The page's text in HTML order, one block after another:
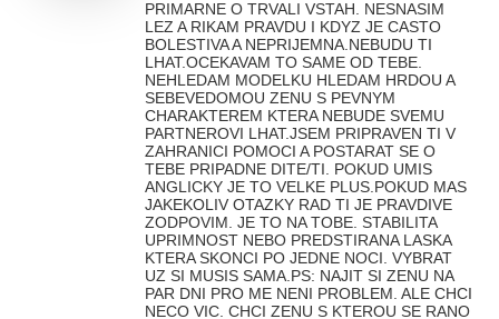
PRIMARNE O TRVALI VSTAH. NESNASIM
LEZ A RIKAM PRAVDU I KDYZ JE CASTO
BOLESTIVA A NEPRIJEMNA.NEBUDU TI
LHAT.OCEKAVAM TO SAME OD TEBE.
NEHLEDAM MODELKU HLEDAM HRDOU A
SEBEVEDOMOU ZENU S PEVNYM
CHARAKTEREM KTERA NEBUDE SVEMU
PARTNEROVI LHAT.JSEM PRIPRAVEN TI V
ZAHRANICI POMOCI A POSTARAT SE O
TEBE PRIPADNE DITE/TI. POKUD UMIS
ANGLICKY JE TO VELKE PLUS.POKUD MAS
JAKEKOLIV OTAZKY RAD TI JE PRAVDIVE
ZODPOVIM. JE TO NA TOBE. STABILITA
UPRIMNOST NEBO PREDSTIRANA LASKA
KTERA SKONCI PO JEDNE NOCI. VYBRAT
UZ SI MUSIS SAMA.PS: NAJIT SI ZENU NA
PAR DNI PRO ME NENI PROBLEM. ALE CHCI
NECO VIC. CHCI ZENU S KTEROU SE RANO